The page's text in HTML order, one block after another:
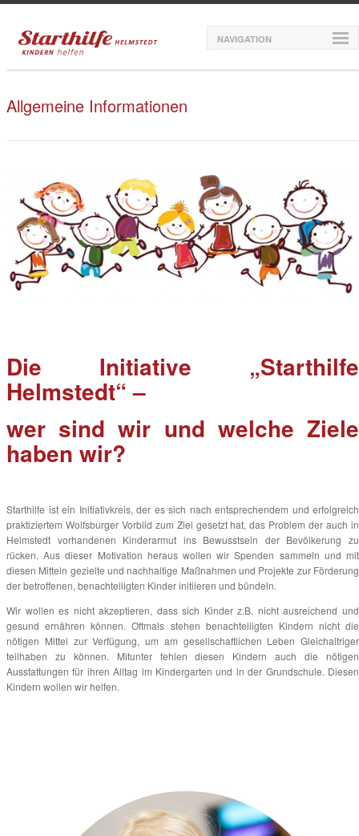
NAVIGATION
Allgemeine Informationen
Die Initiative „Starthilfe
Helmstedt“ –
wer sind wir und welche Ziele
haben wir?
Starthilfe ist ein Initiativkreis, der es sich nach entsprechendem und erfolgreich
praktiziertem Wolfsburger Vorbild zum Ziel gesetzt hat, das Problem der auch in
Helmstedt vorhandenen Kinderarmut ins Bewusstsein der Bevölkerung zu
rücken. Aus dieser Motivation heraus wollen wir Spenden sammeln und mit
diesen Mitteln gezielte und nachhaltige Maßnahmen und Projekte zur Förderung
der betroffenen, benachteiligten Kinder initiieren und bündeln.
Wir wollen es nicht akzeptieren, dass sich Kinder z.B. nicht ausreichend und
gesund ernähren können. Oftmals stehen benachteiligten Kindern nicht die
nötigen Mittel zur Verfügung, um am gesellschaftlichen Leben Gleichaltriger
teilhaben zu können. Mitunter fehlen diesen Kindern auch die nötigen
Ausstattungen für ihren Alltag im Kindergarten und in der Grundschule. Diesen
Kindern wollen wir helfen.